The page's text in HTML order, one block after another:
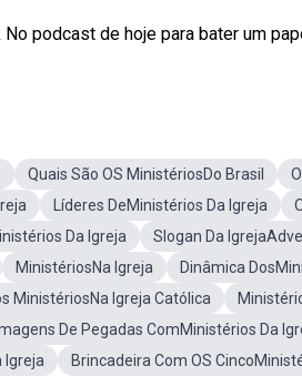
podcast de hoje para bater um
Quais São OS MinistériosDo Brasil
Líderes DeMinistérios Da Igreja
Da Igreja
Slogan Da
MinistériosNa Igreja
Dinâmica
MinistériosNa Igreja Católica
De Pegadas ComMinistérios Da
Igreja
Brincadeira Com OS